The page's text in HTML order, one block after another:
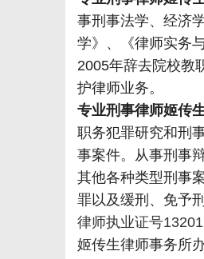
事刑事法学、经济
学》、《律师实务
2005年辞去院校教
护律师业务。
专业刑事律师姬传
职务犯罪研究和刑
事案件。从事刑事
其他各种类型刑事
罪以及缓刑、免予
律师执业证号
姬传生律师事务所